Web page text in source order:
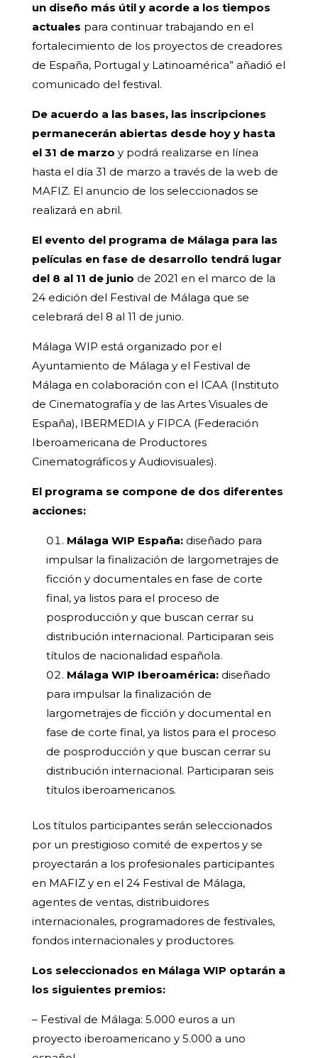
un diseño más útil y acorde a los tiempos
actuales para continuar trabajando en el
fortalecimiento de los proyectos de creadores
de España, Portugal y Latinoamérica” añadió el
comunicado del festival.
De acuerdo a las bases, las inscripciones
permanecerán abiertas desde hoy y hasta
el 31 de marzo y podrá realizarse en línea
hasta el día 31 de marzo a través de la web de
MAFIZ. El anuncio de los seleccionados se
realizará en abril.
El evento del programa de Málaga para las
películas en fase de desarrollo tendrá lugar
del 8 al 11 de junio de 2021 en el marco de la
24 edición del Festival de Málaga que se
celebrará del 8 al 11 de junio.
Málaga WIP está organizado por el
Ayuntamiento de Málaga y el Festival de
Málaga en colaboración con el ICAA (Instituto
de Cinematografía y de las Artes Visuales de
España), IBERMEDIA y FIPCA (Federación
Iberoamericana de Productores
Cinematográficos y Audiovisuales).
El programa se compone de dos diferentes
acciones:
Málaga WIP España:diseñado para
impulsar la finalización de largometrajes de
ficción y documentales en fase de corte
final, ya listos para el proceso de
posproducción y que buscan cerrar su
distribución internacional. Participaran seis
títulos de nacionalidad española.
Málaga WIP Iberoamérica:diseñado
para impulsar la finalización de
largometrajes de ficción y documental en
fase de corte final, ya listos para el proceso
de posproducción y que buscan cerrar su
distribución internacional. Participaran seis
títulos iberoamericanos.
Los títulos participantes serán seleccionados
por un prestigioso comité de expertos y se
proyectarán a los profesionales participantes
en MAFIZ y en el 24 Festival de Málaga,
agentes de ventas, distribuidores
internacionales, programadores de festivales,
fondos internacionales y productores.
Los seleccionados en Málaga WIP optarán a
los siguientes premios:
– Festival de Málaga: 5.000 euros a un
proyecto iberoamericano y 5.000 a uno